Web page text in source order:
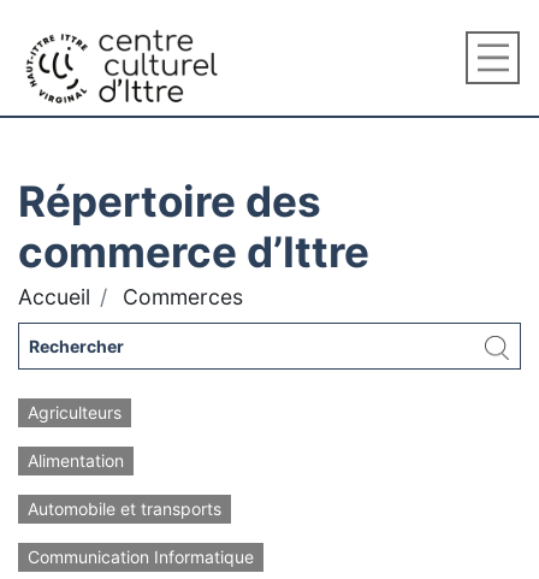
Répertoire des
commerce d’Ittre
Accueil Commerces
Agriculteurs
Alimentation
Automobile et transports
Communication Informatique